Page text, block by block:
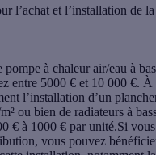
l’achat et l’installation de
à chaleur air/eau à
entre 5000 € et 10 000 €. À
l’installation d’un
ou bien de radiateurs à
€ à 1000 € par unité.Si
vous pouvez